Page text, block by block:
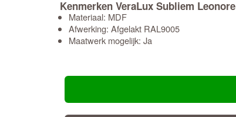
Kenmerken VeraLux Subliem Leonore
Materiaal: MDF
Afwerking: Afgelakt RAL9005
Maatwerk mogelijk: Ja